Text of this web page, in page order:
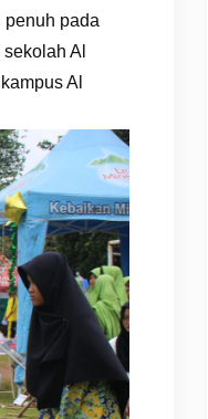
penuh pada
Al
Al